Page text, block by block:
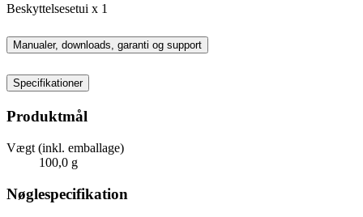
Beskyttelsesetui x 1
Manualer, downloads, garanti og support
Specifikationer
Produktmål
Vægt (inkl. emballage)
100,0 g
Nøglespecifikation